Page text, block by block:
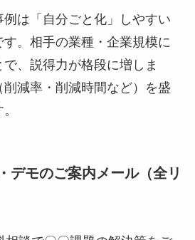
例は「自分ごと化」しやすい
。相手の業種・企業規模に
、説得力が格段に増しま
減率・削減時間など）を盛
デモのご案内メール（全リ